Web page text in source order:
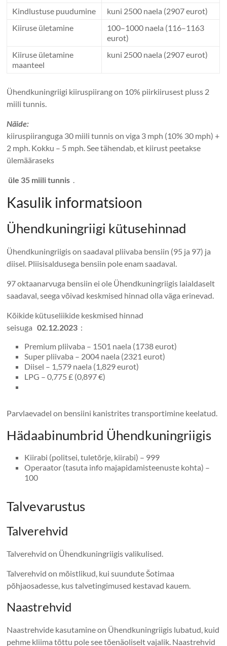
Kindlustuse puudumine
kuni 2500 naela (2907 eurot)
Kiiruse ületamine
100–1000 naela (116–1163
eurot)
Kiiruse ületamine
maanteel
kuni 2500 naela (2907 eurot)
Ühendkuningriigi kiiruspiirang on 10% piirkiirusest pluss 2
miili tunnis.
Näide:
kiiruspiiranguga 30 miili tunnis on viga 3 mph (10% 30 mph) +
2 mph. Kokku – 5 mph. See tähendab, et kiirust peetakse
ülemääraseks
üle 35 miili tunnis .
Kasulik informatsioon
Ühendkuningriigi kütusehinnad
Ühendkuningriigis on saadaval pliivaba bensiin (95 ja 97) ja
diisel. Pliisisaldusega bensiin pole enam saadaval.
97 oktaanarvuga bensiin ei ole Ühendkuningriigis laialdaselt
saadaval, seega võivad keskmised hinnad olla väga erinevad.
Kõikide kütuseliikide keskmised hinnad
seisuga02.12.2023 :
Premium pliivaba – 1501 naela (1738 eurot)
Super pliivaba – 2004 naela (2321 eurot)
Diisel – 1,579 naela (1,829 eurot)
LPG – 0,775 £ (0,897 €)
Parvlaevadel on bensiini kanistrites transportimine keelatud.
Hädaabinumbrid Ühendkuningriigis
Kiirabi (politsei, tuletõrje, kiirabi) – 999
Operaator (tasuta info majapidamisteenuste kohta) –
100
Talvevarustus
Talverehvid
Talverehvid on Ühendkuningriigis valikulised.
Talverehvid on mõistlikud, kui suundute Šotimaa
põhjaosadesse, kus talvetingimused kestavad kauem.
Naastrehvid
Naastrehvide kasutamine on Ühendkuningriigis lubatud, kuid
pehme kliima tõttu pole see tõenäoliselt vajalik. Naastrehvid